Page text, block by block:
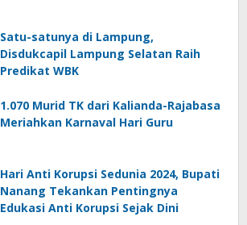
Satu-satunya di Lampung,
Disdukcapil Lampung Selatan Raih
Predikat WBK
1.070 Murid TK dari Kalianda-Rajabasa
Meriahkan Karnaval Hari Guru
Hari Anti Korupsi Sedunia 2024, Bupati
Nanang Tekankan Pentingnya
Edukasi Anti Korupsi Sejak Dini